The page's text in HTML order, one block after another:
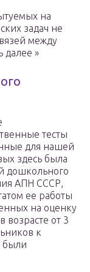
на
задач не
между
далее »
тесты
для нашей
здесь была
дошкольного
АПН СССР,
ее работы
на оценку
возрасте от 3
к
были